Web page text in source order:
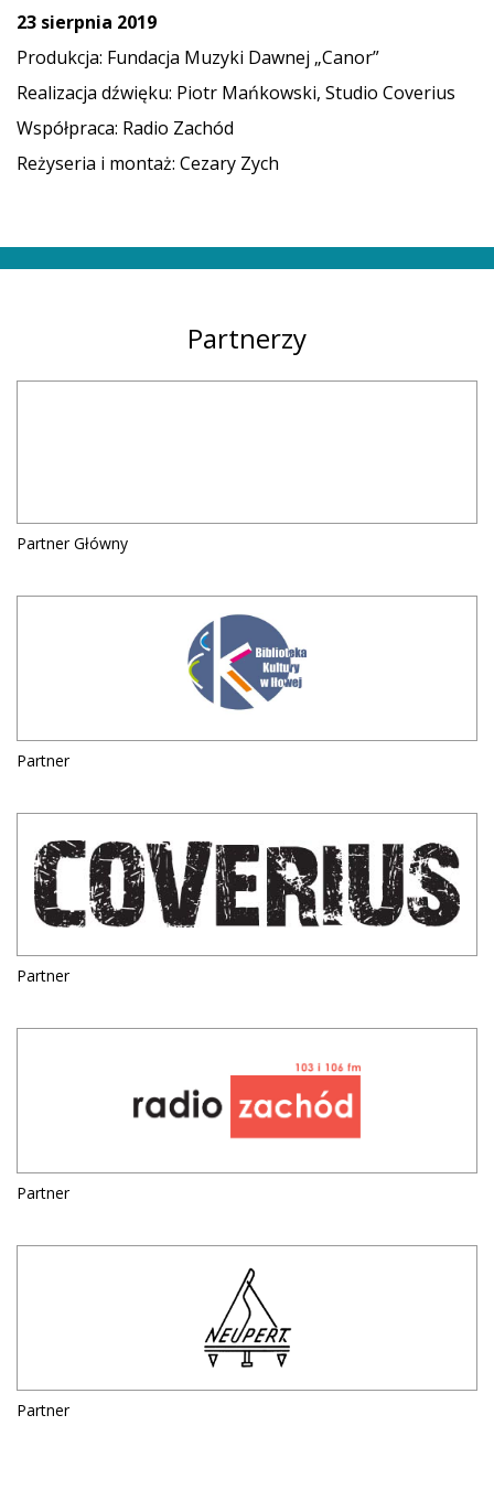
23 sierpnia 2019
Produkcja: Fundacja Muzyki Dawnej „Canor”
Realizacja dźwięku: Piotr Mańkowski, Studio Coverius
Współpraca: Radio Zachód
Reżyseria i montaż: Cezary Zych
Partnerzy
Partner Główny
Partner
Partner
Partner
Partner